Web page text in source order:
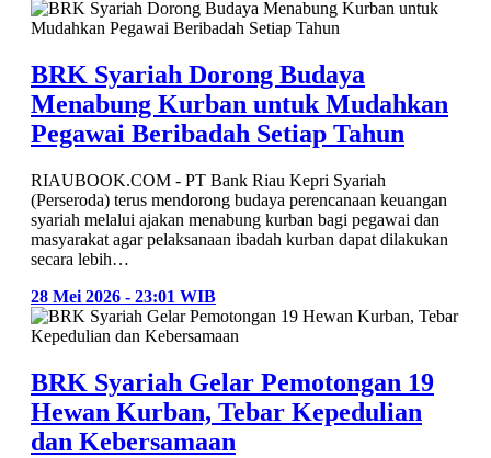
BRK Syariah Dorong Budaya
Menabung Kurban untuk Mudahkan
Pegawai Beribadah Setiap Tahun
RIAUBOOK.COM - PT Bank Riau Kepri Syariah
(Perseroda) terus mendorong budaya perencanaan keuangan
syariah melalui ajakan menabung kurban bagi pegawai dan
masyarakat agar pelaksanaan ibadah kurban dapat dilakukan
secara lebih…
28 Mei 2026 - 23:01 WIB
BRK Syariah Gelar Pemotongan 19
Hewan Kurban, Tebar Kepedulian
dan Kebersamaan